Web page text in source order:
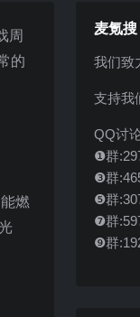
周
的
燃
麦氪
我们致
支持我
QQ讨
❶群
❸群
❺群
❼群
❾群